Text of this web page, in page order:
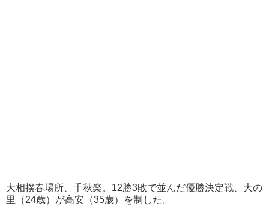
大相撲春場所、千秋楽。12勝3敗で並んだ優勝決定戦、大の
里（24歳）が高安（35歳）を制した。